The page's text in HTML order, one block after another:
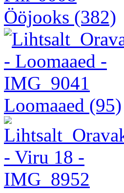
Ööjooks (382)
Loomaaed (95)